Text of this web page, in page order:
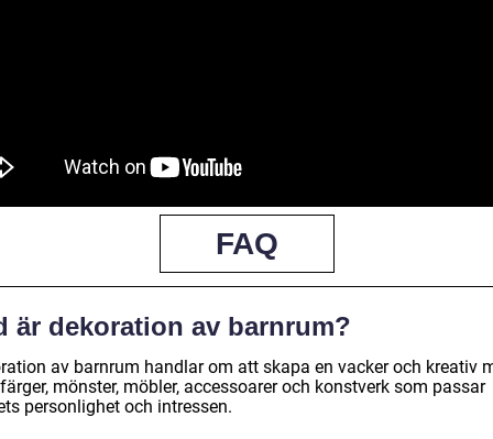
FAQ
är dekoration av barnrum?
av barnrum handlar om att skapa en vacker och kreativ
mönster, möbler, accessoarer och konstverk som passar
personlighet och intressen.